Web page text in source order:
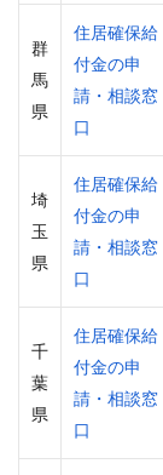
群
馬
県
住居確保給
付金の申
請・相談窓
口
埼
玉
県
住居確保給
付金の申
請・相談窓
口
千
葉
県
住居確保給
付金の申
請・相談窓
口